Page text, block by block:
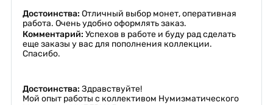
Достоинства: Отличный выбор монет, оперативная
работа. Очень удобно оформлять заказ.
Комментарий: Успехов в работе и буду рад сделать
еще заказы у вас для пополнения коллекции.
Спасибо.
Достоинства: Здравствуйте!
Мой опыт работы с коллективом Нумизматического